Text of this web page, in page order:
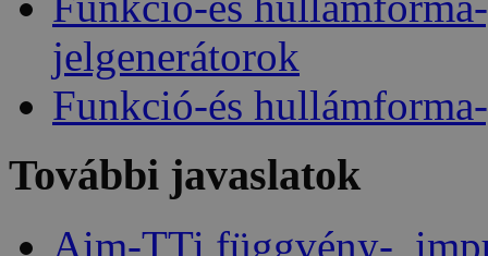
jelgenerátorok
Funkció-és
További javaslatok
Aim-TTi függvény-,